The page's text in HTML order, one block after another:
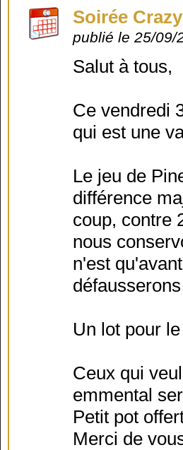
Soirée
publié le 25/09/
Salut à tous,
Ce vendredi
qui est une
Le jeu de
différence
coup, contre
nous
n'est
Un lot pour
Ceux qui
emmental
Petit pot
Merci de